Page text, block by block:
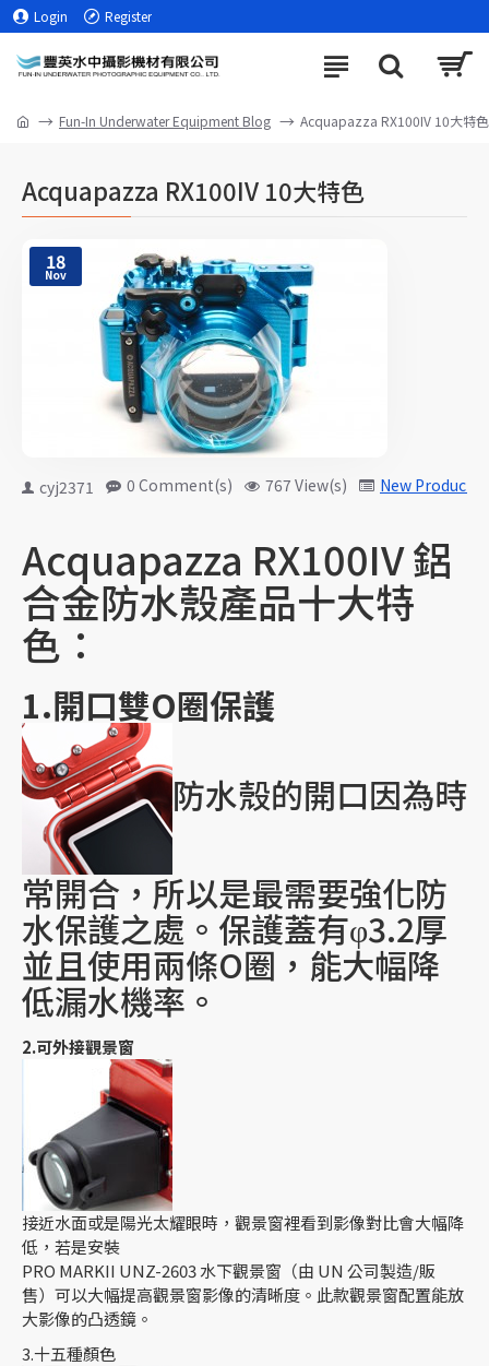
Login Register
Fun-In Underwater Equipment Blog Acquapazza RX100IV 10大特色
Acquapazza RX100IV 10大特色
18
Nov
cyj2371 0 Comment(s) 767 View(s) New Products
Acquapazza RX100IV 鋁
合金防水殼產品十大特
色：
1.開口雙O圈保護
防水殼的開口因為時
常開合，所以是最需要強化防
水保護之處。保護蓋有φ3.2厚
並且使用兩條O圈，能大幅降
低漏水機率。
2.可外接觀景窗
接近水面或是陽光太耀眼時，觀景窗裡看到影像對比會大幅降
低，若是安裝
PRO MARKII UNZ-2603 水下觀景窗（由 UN 公司製造/販
售）可以大幅提高觀景窗影像的清晰度。此款觀景窗配置能放
大影像的凸透鏡。
3.十五種顏色